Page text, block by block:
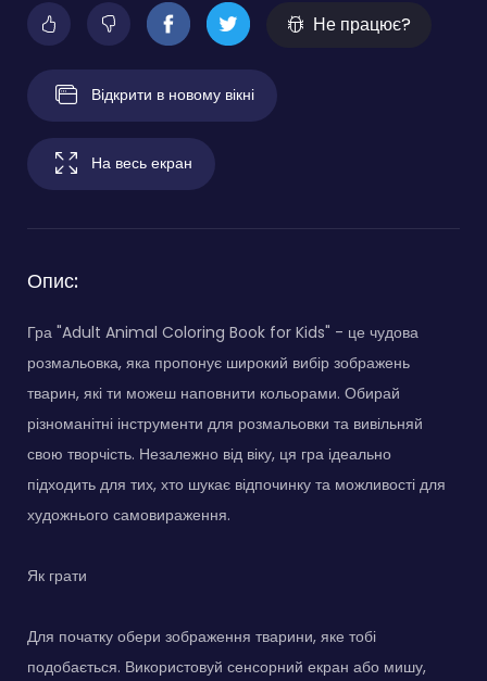
Не працює?
Відкрити в новому вікні
На весь екран
Опис:
Гра "Adult Animal Coloring Book for Kids" - це чудова
розмальовка, яка пропонує широкий вибір зображень
тварин, які ти можеш наповнити кольорами. Обирай
різноманітні інструменти для розмальовки та вивільняй
свою творчість. Незалежно від віку, ця гра ідеально
підходить для тих, хто шукає відпочинку та можливості для
художнього самовираження.
Як грати
Для початку обери зображення тварини, яке тобі
подобається. Використовуй сенсорний екран або мишу,